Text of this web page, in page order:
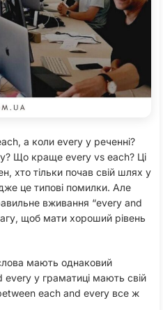
а коли every у реченні?
Що краще every vs each? Ці
хто тільки почав свій шлях у
це типові помилки. Але
вживання “every and
щоб мати хороший рівень
мають однаковий
у граматиці мають свій
each and every все ж